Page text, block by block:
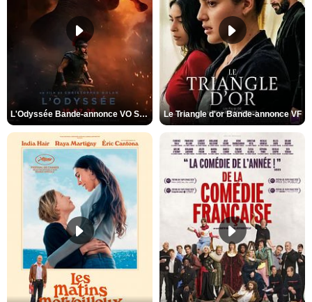
L'Odyssée Bande-annonce VO STFR Le Triangle d'or Bande-annonce VF